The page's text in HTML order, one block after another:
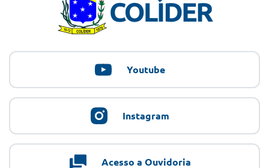
[Alt+4]
Youtube
Instagram
Acesso a Ouvidoria